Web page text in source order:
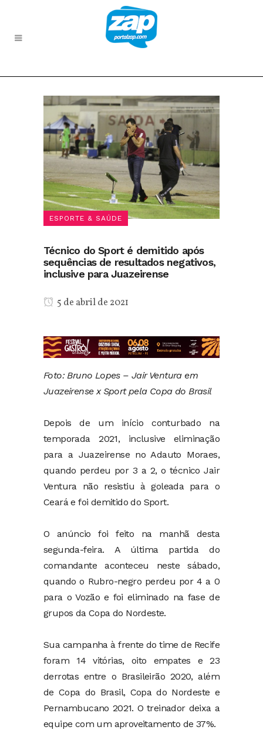
ESPORTE & SAÚDE
Técnico do Sport é demitido após
sequências de resultados negativos,
inclusive para Juazeirense
5 de abril de 2021
Foto: Bruno Lopes – Jair Ventura em
Juazeirense x Sport pela Copa do Brasil
Depois de um início conturbado na
temporada 2021, inclusive eliminação
para a Juazeirense no Adauto Moraes,
quando perdeu por 3 a 2, o técnico Jair
Ventura não resistiu à goleada para o
Ceará e foi demitido do Sport.
O anúncio foi feito na manhã desta
segunda-feira. A última partida do
comandante aconteceu neste sábado,
quando o Rubro-negro perdeu por 4 a 0
para o Vozão e foi eliminado na fase de
grupos da Copa do Nordeste.
Sua campanha à frente do time de Recife
foram 14 vitórias, oito empates e 23
derrotas entre o Brasileirão 2020, além
de Copa do Brasil, Copa do Nordeste e
Pernambucano 2021. O treinador deixa a
equipe com um aproveitamento de 37%.